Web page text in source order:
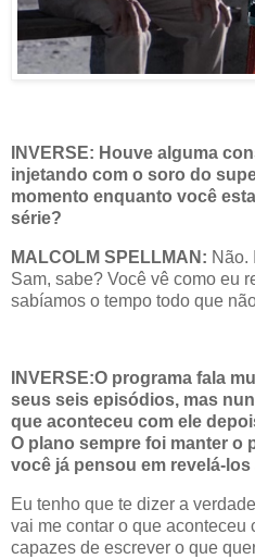
INVERSE: Houve alguma
injetando com o soro do
momento enquanto você
série?
MALCOLM SPELLMAN: Não.
Sam, sabe? Você vê como eu
sabíamos o tempo todo que
INVERSE:O programa fala
seus seis episódios, mas
que aconteceu com ele
O plano sempre foi manter o
você já pensou em revelá-
Eu tenho que te dizer a
vai me contar o que aconteceu
capazes de escrever o que